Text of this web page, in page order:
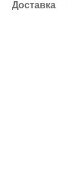
Доставка